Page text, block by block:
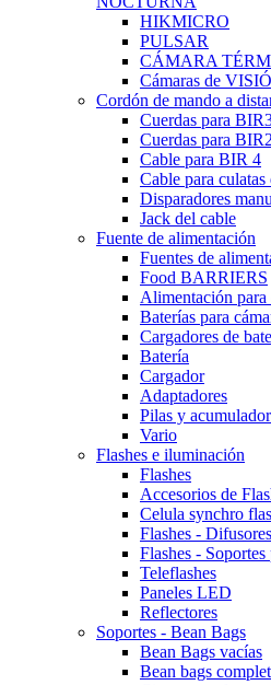
HIKMICRO
PULSAR
CÁMARA
Cámaras de
Cordón de mando a
Cuerdas para
Cuerdas para BIR2
Cable para BIR 4
Cable para
Disparadores
Jack del cable
Fuente de alimentación
Fuentes de
Food BARRIERS
Alimentación para
Baterías para
Cargadores de
Batería
Cargador
Adaptadores
Pilas y
Vario
Flashes e iluminación
Flashes
Accesorios de
Celula synchro
Flashes - Difusores
Flashes - Soportes
Teleflashes
Paneles LED
Reflectores
Soportes - Bean Bags
Bean Bags vacías
Bean bags